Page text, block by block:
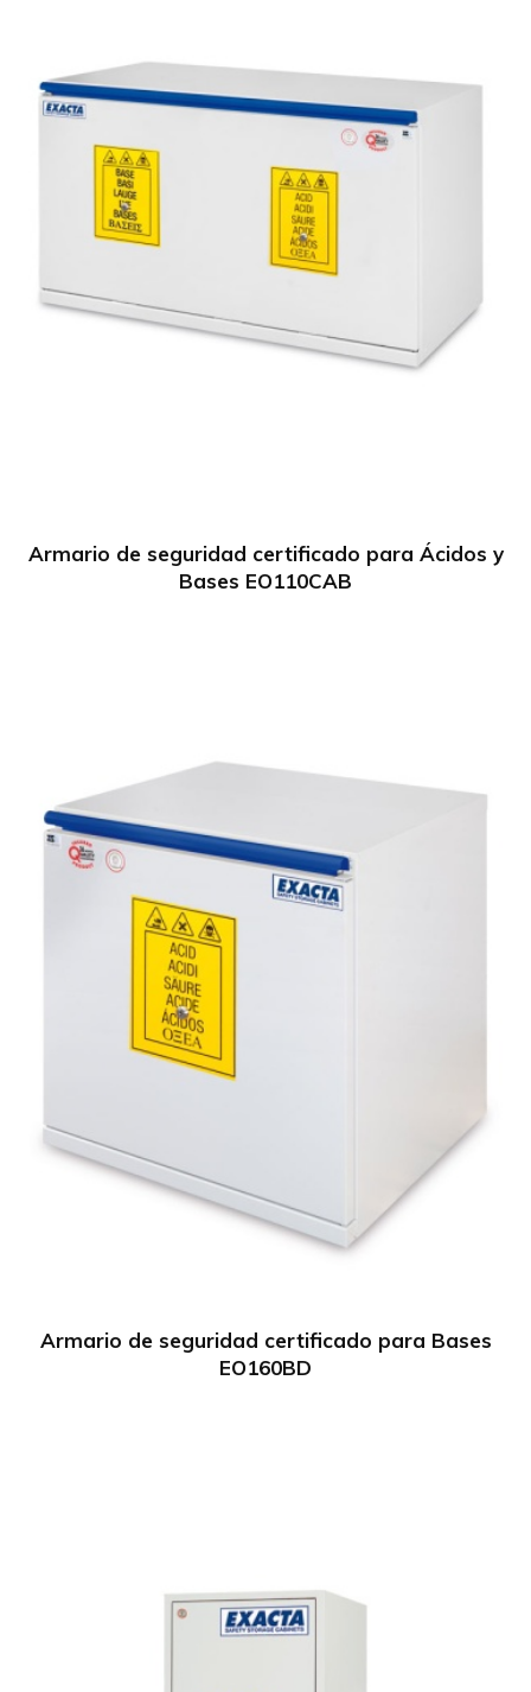
Armario de seguridad certificado para Ácidos y
Bases EO110CAB
Armario de seguridad certificado para Bases
EO160BD